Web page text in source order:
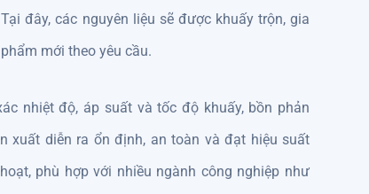
đây, các nguyên liệu sẽ được khuấy trộn, gia
mới theo yêu cầu.
nhiệt độ, áp suất và tốc độ khuấy, bồn phản
xuất diễn ra ổn định, an toàn và đạt hiệu suất
phù hợp với nhiều ngành công nghiệp như